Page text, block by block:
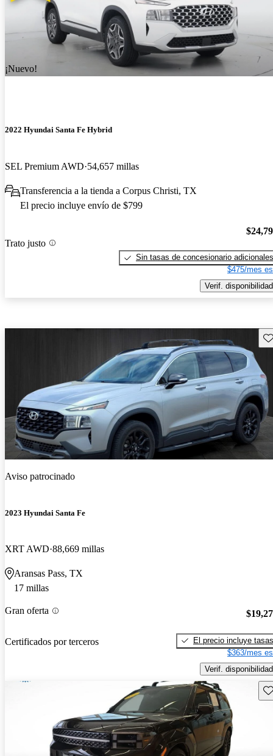
¡Nuevo!
2022 Hyundai Santa Fe Hybrid
SEL Premium AWD 54,657 millas
Transferencia a la tienda a Corpus Christi, TX
El precio incluye envío de $799
Trato justo
Sin tasas de concesionario adicionales
$475/mes
Verif. disponibilidad
Aviso patrocinado
2023 Hyundai Santa Fe
XRT AWD 88,669 millas
Aransas Pass, TX
17 millas
Gran oferta
Certificados por terceros
El precio incluye tasas
$363/mes
Verif. disponibilidad